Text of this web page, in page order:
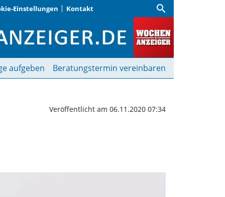
Einstellungen Kontakt search
aufgeben Beratungstermin vereinbaren
Veröffentlicht am 06.11.2020 07:34